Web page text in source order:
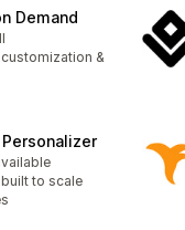
Demand
&
to scale